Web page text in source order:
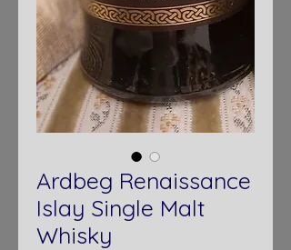
Ardbeg Renaissance
Islay Single Malt
Whisky